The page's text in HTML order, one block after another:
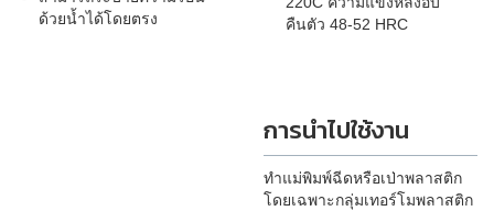
ด้วยน้ำได้โดยตรง
คืนตัว 48-52 HRC
การนำไปใช้งาน
ทำแม่พิมพ์ฉีดหรือเป่าพลาสติก
โดยเฉพาะกลุ่มเทอร์โมพลาสติก